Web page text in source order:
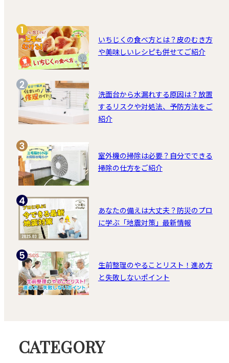
いちじくの食べ方とは？皮のむき方
や美味しいレシピも併せてご紹介
洗面台から水漏れする原因は？放置
するリスクや対処法、予防方法をご
紹介
室外機の掃除は必要？自分でできる
掃除の仕方をご紹介
あなたの備えは大丈夫？防災のプロ
に学ぶ「地震対策」最新情報
生前整理のやることリスト！進め方
と失敗しないポイント
CATEGORY